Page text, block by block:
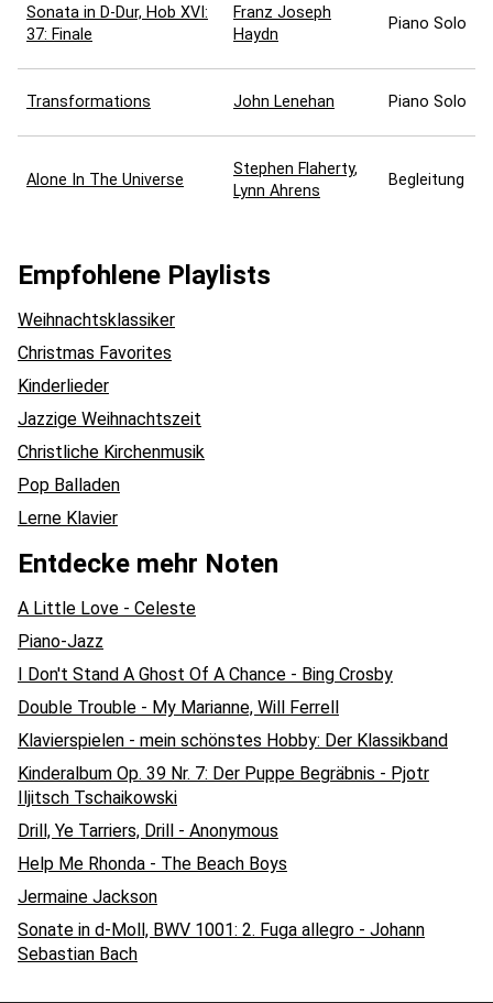
Sonata in D-Dur, Hob XVI:
37: Finale
Franz Joseph
Haydn
Piano Solo
Transformations John Lenehan Piano Solo
Alone In The Universe
Stephen Flaherty,
Lynn Ahrens
Begleitung
Empfohlene Playlists
Weihnachtsklassiker
Christmas Favorites
Kinderlieder
Jazzige Weihnachtszeit
Christliche Kirchenmusik
Pop Balladen
Lerne Klavier
Entdecke mehr Noten
A Little Love - Celeste
Piano-Jazz
I Don't Stand A Ghost Of A Chance - Bing Crosby
Double Trouble - My Marianne, Will Ferrell
Klavierspielen - mein schönstes Hobby: Der Klassikband
Kinderalbum Op. 39 Nr. 7: Der Puppe Begräbnis - Pjotr
Iljitsch Tschaikowski
Drill, Ye Tarriers, Drill - Anonymous
Help Me Rhonda - The Beach Boys
Jermaine Jackson
Sonate in d-Moll, BWV 1001: 2. Fuga allegro - Johann
Sebastian Bach